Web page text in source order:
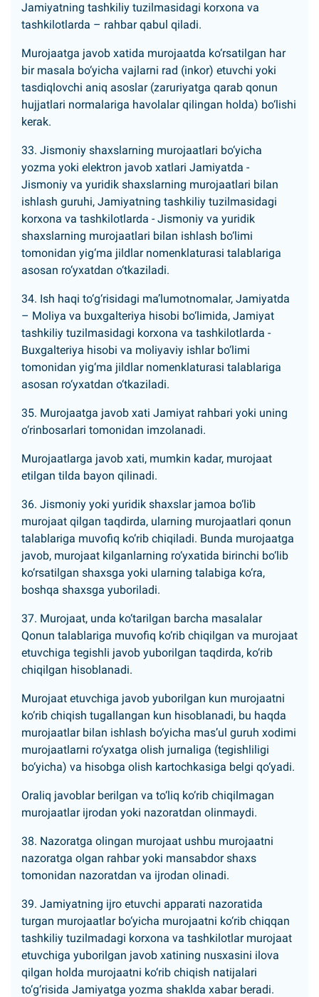
Jamiyatning tashkiliy tuzilmasidagi korxona va
tashkilotlarda – rahbar qabul qiladi.
Murojaatga javob xatida murojaatda ko‘rsatilgan har
bir masala bo‘yicha vajlarni rad (inkor) etuvchi yoki
tasdiqlovchi aniq asoslar (zaruriyatga qarab qonun
hujjatlari normalariga havolalar qilingan holda) bo‘lishi
kerak.
33. Jismoniy shaxslarning murojaatlari bo‘yicha
yozma yoki elektron javob xatlari Jamiyatda -
Jismoniy va yuridik shaxslarning murojaatlari bilan
ishlash guruhi, Jamiyatning tashkiliy tuzilmasidagi
korxona va tashkilotlarda - Jismoniy va yuridik
shaxslarning murojaatlari bilan ishlash bo‘limi
tomonidan yig‘ma jildlar nomenklaturasi talablariga
asosan ro‘yxatdan o‘tkaziladi.
34. Ish haqi to‘g‘risidagi ma’lumotnomalar, Jamiyatda
– Moliya va buxgalteriya hisobi bo‘limida, Jamiyat
tashkiliy tuzilmasidagi korxona va tashkilotlarda -
Buxgalteriya hisobi va moliyaviy ishlar bo‘limi
tomonidan yig‘ma jildlar nomenklaturasi talablariga
asosan ro‘yxatdan o‘tkaziladi.
35. Murojaatga javob xati Jamiyat rahbari yoki uning
o‘rinbosarlari tomonidan imzolanadi.
Murojaatlarga javob xati, mumkin kadar, murojaat
etilgan tilda bayon qilinadi.
36. Jismoniy yoki yuridik shaxslar jamoa bo‘lib
murojaat qilgan taqdirda, ularning murojaatlari qonun
talablariga muvofiq ko‘rib chiqiladi. Bunda murojaatga
javob, murojaat kilganlarning ro‘yxatida birinchi bo‘lib
ko‘rsatilgan shaxsga yoki ularning talabiga ko‘ra,
boshqa shaxsga yuboriladi.
37. Murojaat, unda ko‘tarilgan barcha masalalar
Qonun talablariga muvofiq ko‘rib chiqilgan va murojaat
etuvchiga tegishli javob yuborilgan taqdirda, ko‘rib
chiqilgan hisoblanadi.
Murojaat etuvchiga javob yuborilgan kun murojaatni
ko‘rib chiqish tugallangan kun hisoblanadi, bu haqda
murojaatlar bilan ishlash bo‘yicha mas’ul guruh xodimi
murojaatlarni ro‘yxatga olish jurnaliga (tegishliligi
bo‘yicha) va hisobga olish kartochkasiga belgi qo‘yadi.
Oraliq javoblar berilgan va to‘liq ko‘rib chiqilmagan
murojaatlar ijrodan yoki nazoratdan olinmaydi.
38. Nazoratga olingan murojaat ushbu murojaatni
nazoratga olgan rahbar yoki mansabdor shaxs
tomonidan nazoratdan va ijrodan olinadi.
39. Jamiyatning ijro etuvchi apparati nazoratida
turgan murojaatlar bo‘yicha murojaatni ko‘rib chiqqan
tashkiliy tuzilmadagi korxona va tashkilotlar murojaat
etuvchiga yuborilgan javob xatining nusxasini ilova
qilgan holda murojaatni ko‘rib chiqish natijalari
to‘g‘risida Jamiyatga yozma shaklda xabar beradi.